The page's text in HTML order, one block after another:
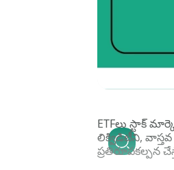
ETFలు స్టాక్
లిక్విడిటీని,
ప్రతిరూపకల్పన